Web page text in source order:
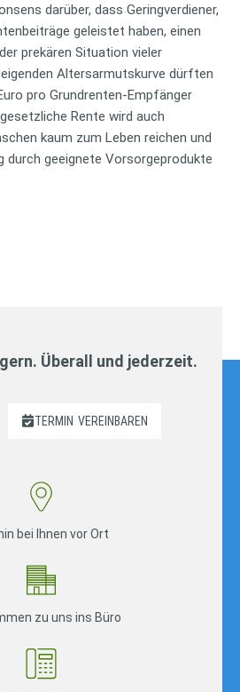
darüber, dass Geringverdiener,
geleistet haben, einen
prekären Situation vieler
Altersarmutskurve dürften
pro Grundrenten-Empfänger
Rente wird auch
kaum zum Leben reichen und
durch geeignete Vorsorgeprodukte
Überall und jederzeit.
TERMIN VEREINBAREN
bei Ihnen vor Ort
zu uns ins Büro